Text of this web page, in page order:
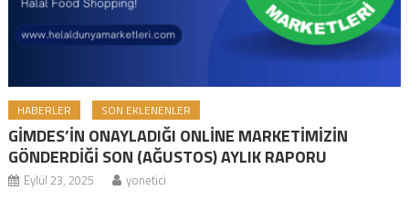
HABERLER SON EKLENENLER
GİMDES’İN ONAYLADIĞI ONLİNE MARKETİMİZİN
GÖNDERDİĞİ SON (AĞUSTOS) AYLIK RAPORU
Eylül 23, 2025 yonetici